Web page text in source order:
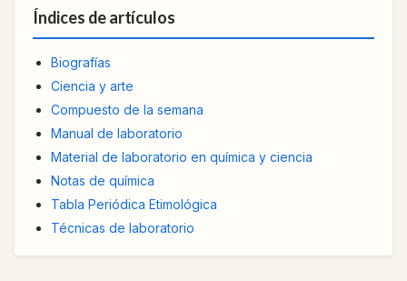
Índices de artículos
Biografías
Ciencia y arte
Compuesto de la semana
Manual de laboratorio
Material de laboratorio en química y ciencia
Notas de química
Tabla Periódica Etimológica
Técnicas de laboratorio